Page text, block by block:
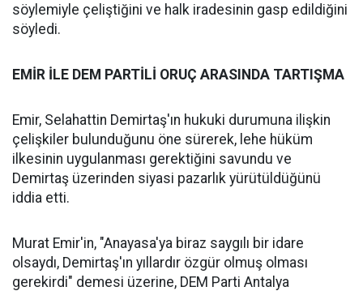
söylemiyle çeliştiğini ve halk iradesinin gasp edildiğini
söyledi.
EMİR İLE DEM PARTİLİ ORUÇ ARASINDA TARTIŞMA
Emir, Selahattin Demirtaş'ın hukuki durumuna ilişkin
çelişkiler bulunduğunu öne sürerek, lehe hüküm
ilkesinin uygulanması gerektiğini savundu ve
Demirtaş üzerinden siyasi pazarlık yürütüldüğünü
iddia etti.
Murat Emir'in, "Anayasa'ya biraz saygılı bir idare
olsaydı, Demirtaş'ın yıllardır özgür olmuş olması
gerekirdi" demesi üzerine, DEM Parti Antalya